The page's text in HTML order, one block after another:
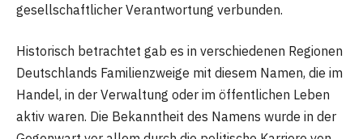
gesellschaftlicher Verantwortung verbunden.
Historisch betrachtet gab es in verschiedenen Regionen
Deutschlands Familienzweige mit diesem Namen, die im
Handel, in der Verwaltung oder im öffentlichen Leben
aktiv waren. Die Bekanntheit des Namens wurde in der